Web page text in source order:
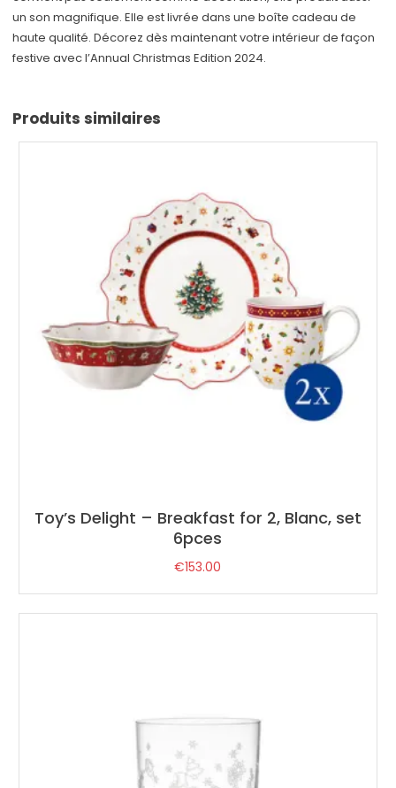
un son magnifique. Elle est livrée dans une boîte cadeau de
haute qualité. Décorez dès maintenant votre intérieur de façon
festive avec l’Annual Christmas Edition 2024.
Produits similaires
Toy’s Delight – Breakfast for 2, Blanc, set
6pces
€153.00